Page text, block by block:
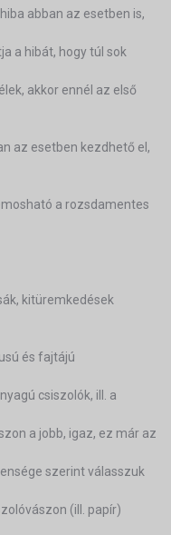
abban az esetben is,
a hibát, hogy túl sok
akkor ennél az első
az esetben kezdhető el,
a rozsdamentes
kitüremkedések
és fajtájú
csiszolók, ill. a
a jobb, igaz, ez már az
szerint válasszuk
(ill. papír)